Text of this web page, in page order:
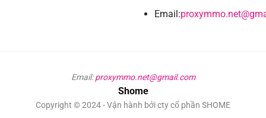
Email:
Email:proxymmo.net@gmail.com
Shome
Copyright © 2024 - Vận hành bởi cty cổ phần SHOME